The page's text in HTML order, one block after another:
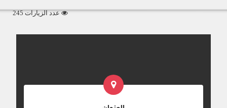
عدد الزيارات 245